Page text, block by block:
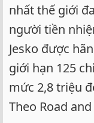
nhất thế giới
người tiền
Jesko được
giới hạn 125
mức 2,8 triệu
Theo Road